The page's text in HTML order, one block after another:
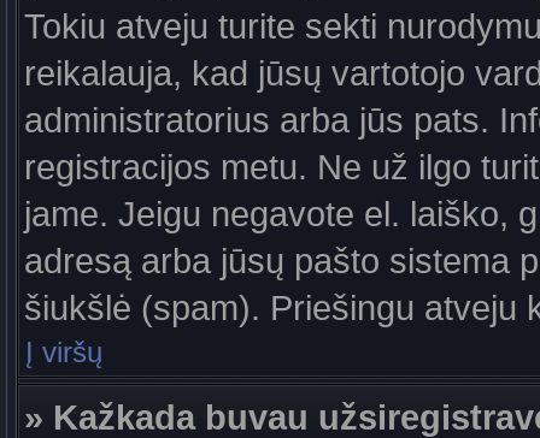
Tokiu atveju turite sekti
reikalauja, kad jūsų vartotojo
administratorius arba jūs pats.
registracijos metu. Ne už ilgo
jame. Jeigu negavote el. laiško,
adresą arba jūsų pašto sistema
šiukšlė (spam). Priešingu atveju
Į viršų
» Kažkada buvau